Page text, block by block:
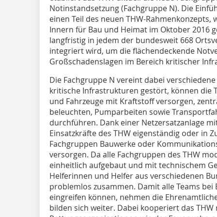
Notinstandsetzung (Fachgruppe N). Die
einen Teil des neuen THW-
Innern für Bau und Heimat im Oktober 2016
langfristig in jedem der bundesweit 668
integriert wird, um die flächendeckende
Großschadenslagen im Bereich kritischer
Die Fachgruppe N vereint dabei
kritische Infrastrukturen gestört, können die
und Fahrzeuge mit Kraftstoff versorgen,
beleuchten, Pumparbeiten sowie
durchführen. Dank einer Netzersatz­anlage
Einsatzkräfte des THW eigenständig oder in
Fachgruppen Bauwerke oder
versorgen. Da alle Fachgruppen des THW
einheitlich aufgebaut und mit technischem
Helferinnen und Helfer aus verschiedenen
problemlos zusammen. Damit alle Teams bei
eingreifen können, nehmen die
bilden sich weiter. Dabei kooperiert das